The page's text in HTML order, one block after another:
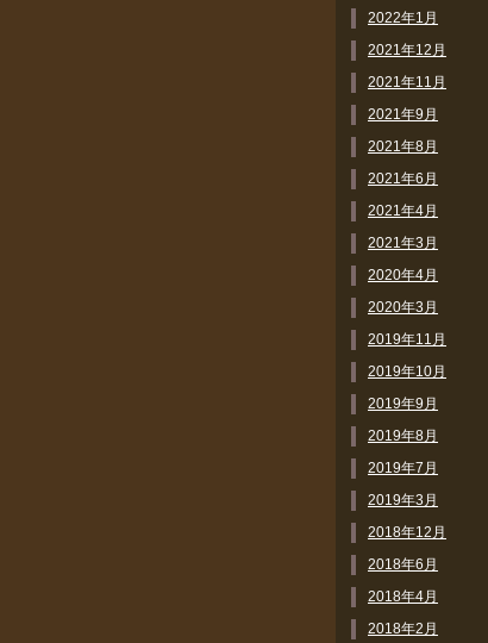
2022年1月
2021年12月
2021年11月
2021年9月
2021年8月
2021年6月
2021年4月
2021年3月
2020年4月
2020年3月
2019年11月
2019年10月
2019年9月
2019年8月
2019年7月
2019年3月
2018年12月
2018年6月
2018年4月
2018年2月